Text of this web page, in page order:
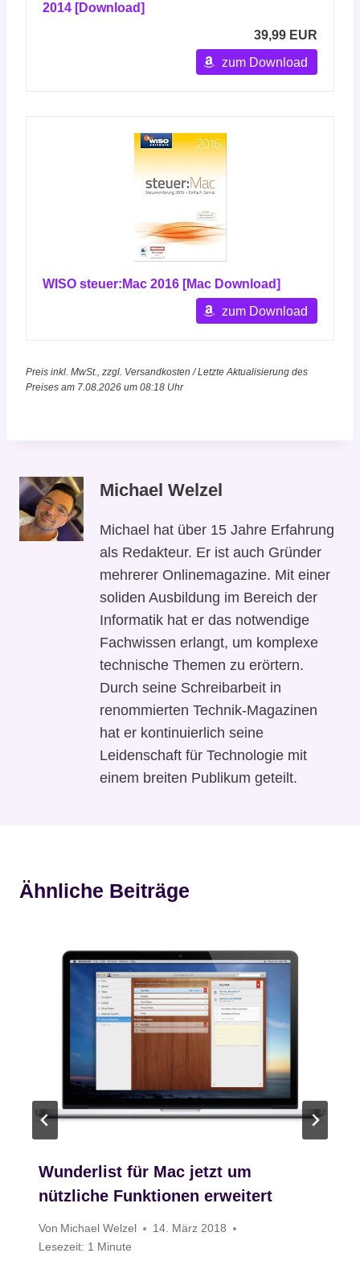
2014 [Download]
39,99 EUR
zum Download
WISO steuer:Mac 2016 [Mac Download]
zum Download
Preis inkl. MwSt., zzgl. Versandkosten / Letzte Aktualisierung des
Preises am 7.08.2026 um 08:18 Uhr
Michael Welzel
Michael hat über 15 Jahre Erfahrung
als Redakteur. Er ist auch Gründer
mehrerer Onlinemagazine. Mit einer
soliden Ausbildung im Bereich der
Informatik hat er das notwendige
Fachwissen erlangt, um komplexe
technische Themen zu erörtern.
Durch seine Schreibarbeit in
renommierten Technik-Magazinen
hat er kontinuierlich seine
Leidenschaft für Technologie mit
einem breiten Publikum geteilt.
Ähnliche Beiträge
Wunderlist für Mac jetzt um
nützliche Funktionen erweitert
Von Michael Welzel
14. März 2018
Lesezeit: 1 Minute